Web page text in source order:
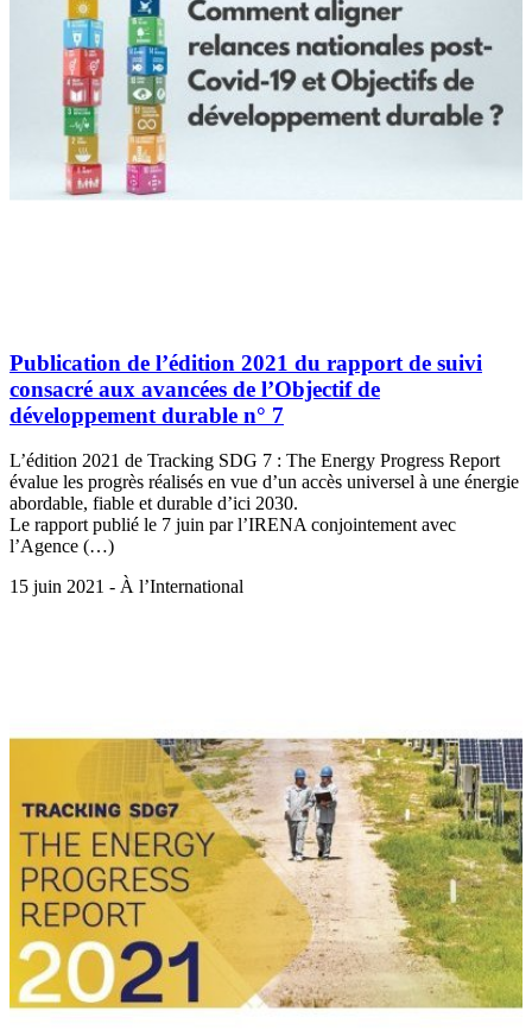
Publication de l’édition 2021 du rapport de suivi
consacré aux avancées de l’Objectif de
développement durable n° 7
L’édition 2021 de Tracking SDG 7 : The Energy Progress Report
évalue les progrès réalisés en vue d’un accès universel à une énergie
abordable, fiable et durable d’ici 2030.
Le rapport publié le 7 juin par l’IRENA conjointement avec
l’Agence (…)
15 juin 2021 - À l’International